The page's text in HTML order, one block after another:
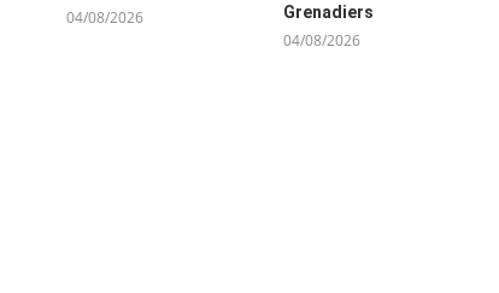
04/08/2026
Grenadiers
04/08/2026